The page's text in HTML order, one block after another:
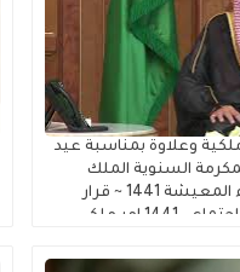
وعلاوة بمناسبة عيد
مع أول راتب 2020 المكرمة السنوية الملك
سلمان موعد صرف بدل غلاء المعيشة 1441 ~ قرار
مكرمة الملك سلمان ضمان اجتماعي 1441 امر ملكي